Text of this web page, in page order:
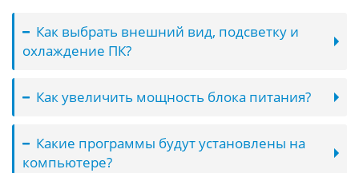
Как выбрать внешний вид, подсветку и
охлаждение ПК?
Как увеличить мощность блока питания?
Какие программы будут установлены на
компьютере?